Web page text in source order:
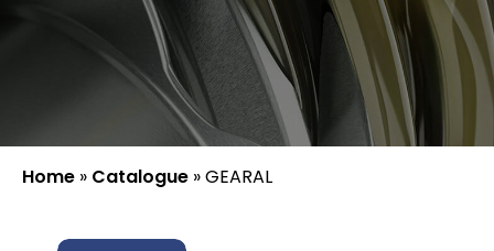
Home » Catalogue »GEARAL